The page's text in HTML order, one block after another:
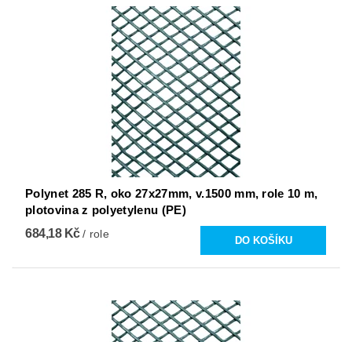
Polynet 285 R, oko 27x27mm, v.1500 mm, role 10 m,
plotovina z polyetylenu (PE)
684,18 Kč/ role